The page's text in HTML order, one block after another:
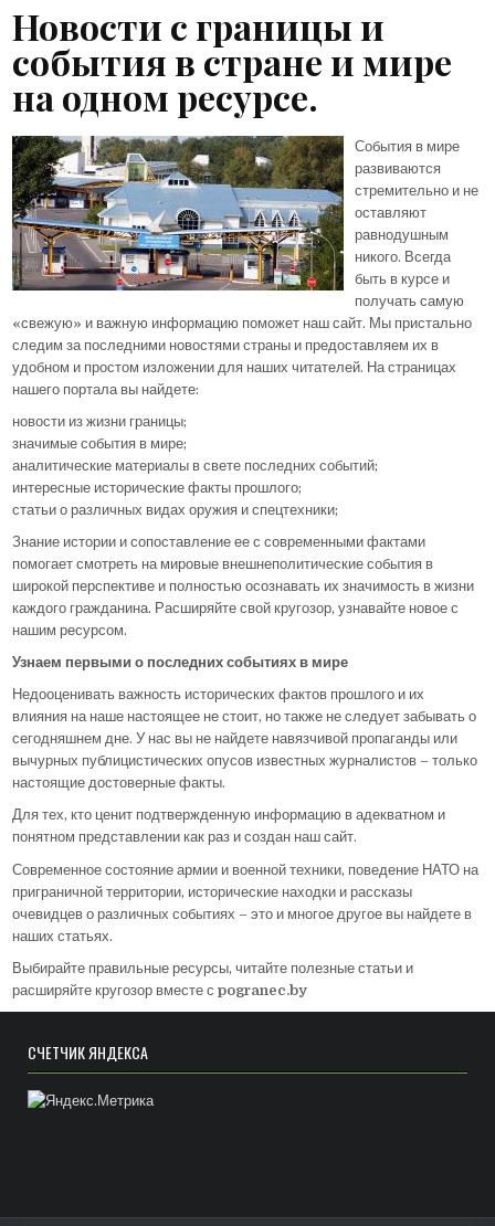
Новости с границы и
события в стране и мире
на одном ресурсе.
События в мире
развиваются
стремительно и не
оставляют
равнодушным
никого. Всегда
быть в курсе и
получать самую
«свежую» и важную информацию поможет наш сайт. Мы пристально
следим за последними новостями страны и предоставляем их в
удобном и простом изложении для наших читателей. На страницах
нашего портала вы найдете:
новости из жизни границы;
значимые события в мире;
аналитические материалы в свете последних событий;
интересные исторические факты прошлого;
статьи о различных видах оружия и спецтехники;
Знание истории и сопоставление ее с современными фактами
помогает смотреть на мировые внешнеполитические события в
широкой перспективе и полностью осознавать их значимость в жизни
каждого гражданина. Расширяйте свой кругозор, узнавайте новое с
нашим ресурсом.
Узнаем первыми о последних событиях в мире
Недооценивать важность исторических фактов прошлого и их
влияния на наше настоящее не стоит, но также не следует забывать о
сегодняшнем дне. У нас вы не найдете навязчивой пропаганды или
вычурных публицистических опусов известных журналистов – только
настоящие достоверные факты.
Для тех, кто ценит подтвержденную информацию в адекватном и
понятном представлении как раз и создан наш сайт.
Современное состояние армии и военной техники, поведение НАТО на
приграничной территории, исторические находки и рассказы
очевидцев о различных событиях – это и многое другое вы найдете в
наших статьях.
Выбирайте правильные ресурсы, читайте полезные статьи и
расширяйте кругозор вместе сpogranec.by
СЧЁТЧИК ЯНДЕКСА